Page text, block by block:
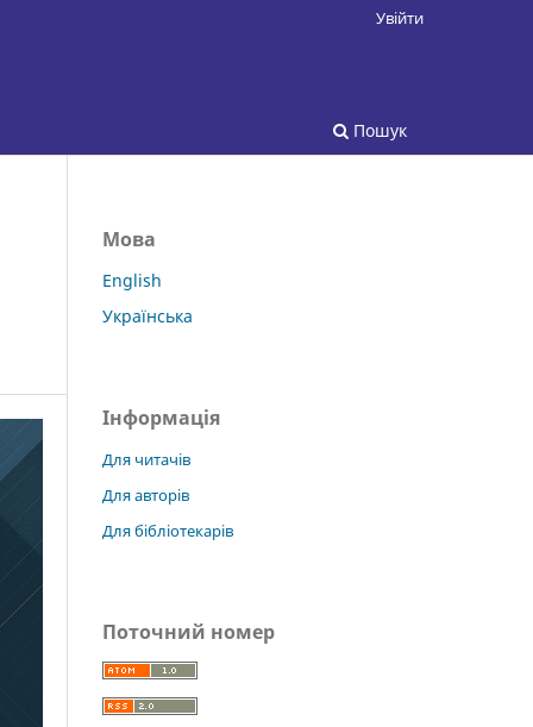
Пошук
Увійти
Мова
English
Українська
Інформація
Для читачів
Для авторів
Для бібліотекарів
Поточний номер